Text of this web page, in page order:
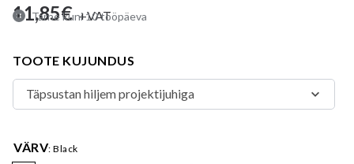
11,85€ +VAT
Tarne kuni 10 tööpäeva
TOOTE KUJUNDUS
VÄRV: Black